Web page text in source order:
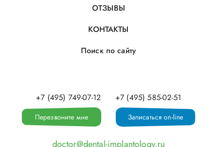
ОТЗЫВЫ
КОНТАКТЫ
Поиск по сайту
+7 (495) 749-07-12 +7 (495) 585-02-51
Перезвоните мне Записаться on-line
doctor@dental-implantology.ru